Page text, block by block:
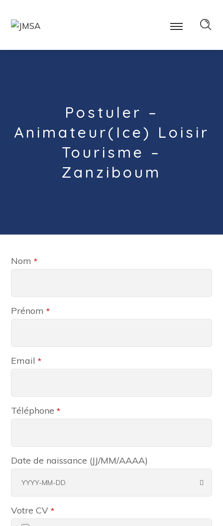
Postuler –
Animateur(ice) Loisir
Tourisme –
Zanziboum
Website
URL
Nom *
Prénom *
Email *
Téléphone *
Date de naissance (JJ/MM/AAAA)
Votre CV *